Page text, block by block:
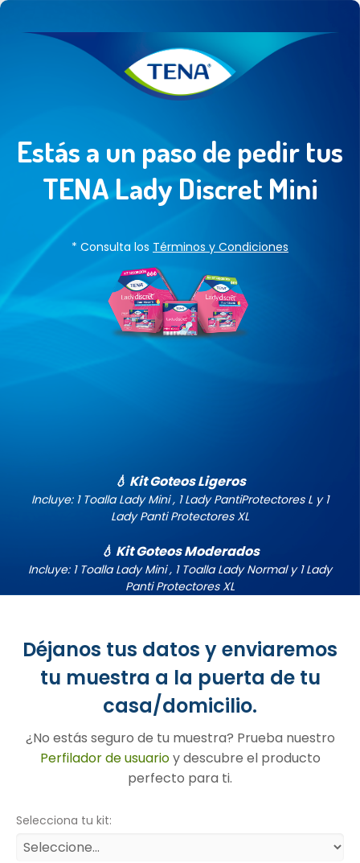
Estás a un paso de pedir tus
TENA Lady Discret Mini
* Consulta los Términos y Condiciones
💧 Kit Goteos Ligeros
Incluye: 1 Toalla Lady Mini , 1 Lady PantiProtectores L y 1
Lady Panti Protectores XL
💧 Kit Goteos Moderados
Incluye: 1 Toalla Lady Mini , 1 Toalla Lady Normal y 1 Lady
Panti Protectores XL
Déjanos tus datos y enviaremos
tu muestra a la puerta de tu
casa/domicilio.
¿No estás seguro de tu muestra? Prueba nuestro
Perfilador de usuarioy descubre el producto
perfecto para ti.
Selecciona tu kit: